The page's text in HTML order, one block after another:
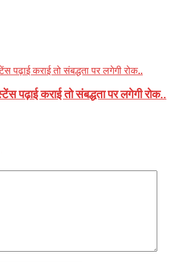
पढ़ाई कराई तो संबद्धता पर लगेगी रोक..